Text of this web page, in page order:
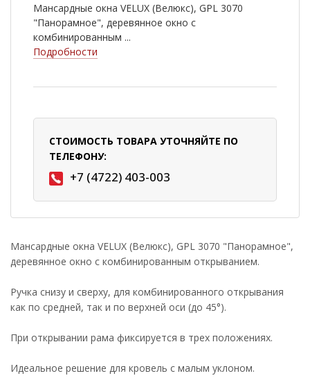
Мансардные окна VELUX (Велюкс), GPL 3070
"Панорамное", деревянное окно с
комбинированным ...
Подробности
СТОИМОСТЬ ТОВАРА УТОЧНЯЙТЕ ПО
ТЕЛЕФОНУ:
+7 (4722) 403-003
Мансардные окна VELUX (Велюкс), GPL 3070 "Панорамное",
деревянное окно с комбинированным открыванием.
Ручка снизу и сверху, для комбинированного открывания
как по средней, так и по верхней оси (до 45°).
При открывании рама фиксируется в трех положениях.
Идеальное решение для кровель с малым уклоном.